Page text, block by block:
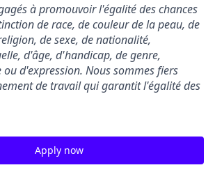
à promouvoir l'égalité des chances
de race, de couleur de la peau, de
de sexe, de nationalité,
d'âge, d'handicap, de genre,
d'expression. Nous sommes fiers
de travail qui garantit l'égalité des
Apply now